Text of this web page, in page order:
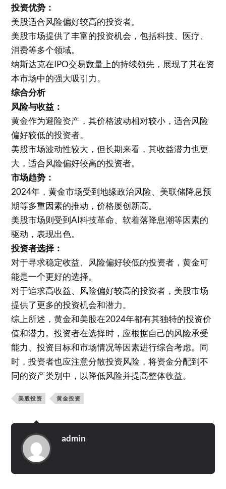
投资优势：
美股适合风险偏好较高的投资者。
美股市场提供了丰富的投资机会，包括科技、医疗、
消费等多个领域。
纳斯达克在IPO交易数量上的持续领先，展现了其在资
本市场中的强大吸引力。
综合分析
风险与收益：
黄金作为避险资产，其价格波动相对较小，适合风险
偏好较低的投资者。
美股市场波动性较大，但长期来看，其收益潜力也更
大，适合风险偏好较高的投资者。
市场趋势：
2024年，黄金市场受到地缘政治风险、美联储降息预
期等多重因素的推动，价格屡创新高。
美股市场则受到AI科技革命、软着落降息潮等因素的
驱动，表现出色。
投资者选择：
对于寻求稳定收益、风险偏好较低的投资者，黄金可
能是一个更好的选择。
对于追求高收益、风险偏好较高的投资者，美股市场
提供了更多的投资机会和潜力。
综上所述，黄金和美股在2024年都有其独特的投资价
值和潜力。投资者在选择时，应根据自己的风险承受
能力、投资目标和市场情况等因素进行综合考虑。同
时，投资者也应注意分散投资风险，将资金分配到不
同的资产类别中，以降低风险并提高整体收益。
美股投资 黄金投资
admin